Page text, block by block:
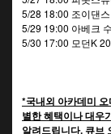
5/28 18:00 조이댄
5/29 19:00 아베크
5/30 17:00 모던K
*국내외 아카데미
별한 혜택이나 대우
알려드립니다. 큐브